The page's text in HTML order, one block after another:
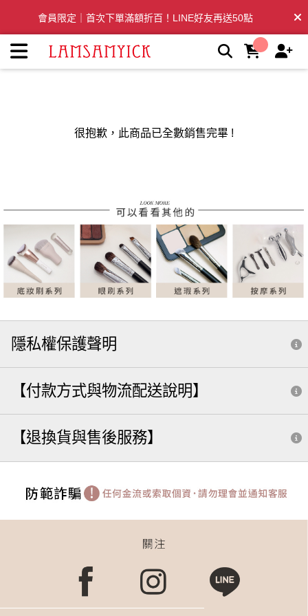
妝刷具
會員限定｜首次下單滿額折百！LINE好友再送50點
全台滿千免運🛒訂單付款後3~5日內出貨
很抱歉，此商品已全數銷售完畢 !
隱私權保護聲明
【付款方式與物流配送說明】
【退換貨與售後服務】